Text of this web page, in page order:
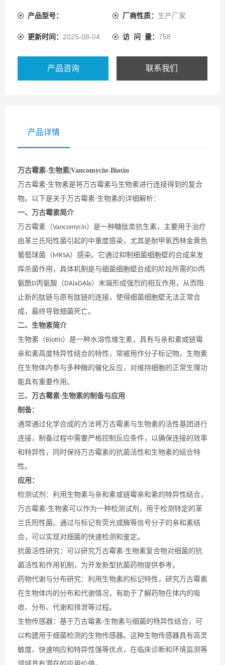
产品型号： 厂商性质： 生产厂家
更新时间： 2025-08-04 访 问 量： 758
产品咨询 联系我们
产品详情
万古霉素-生物素|Vancomycin-Biotin
万古霉素-生物素是将万古霉素与生物素进行连接得到的复合
物。以下是关于万古霉素-生物素的详细解析：
一、万古霉素简介
万古霉素（Vancomycin）是一种糖肽类抗生素，主要用于治疗
由革兰氏阳性菌引起的中重度感染，尤其是耐甲氧西林金黄色
葡萄球菌（MRSA）感染。它通过抑制细菌细胞壁的合成来发
挥杀菌作用，具体机制是与细菌细胞壁合成的阶段所需的D丙
氨酰D丙氨酸（DAlaDAla）末端形成强烈的相互作用，从而阻
止新的肽链与原有肽链的连接，使得细菌细胞壁无法正常合
成，最终导致细菌死亡。
二、生物素简介
生物素（Biotin）是一种水溶性维生素，具有与亲和素或链霉
亲和素高度特异性结合的特性，常被用作分子标记物。生物素
在生物体内参与多种酶的催化反应，对维持细胞的正常生理功
能具有重要作用。
三、万古霉素-生物素的制备与应用
制备：
通常通过化学合成的方法将万古霉素与生物素的活性基团进行
连接，制备过程中需要严格控制反应条件，以确保连接的效率
和特异性，同时保持万古霉素的抗菌活性和生物素的结合特
性。
应用：
检测试剂：利用生物素与亲和素或链霉亲和素的特异性结合，
万古霉素-生物素可以作为一种检测试剂，用于检测特定的革
兰氏阳性菌。通过与标记有荧光或酶等信号分子的亲和素结
合，可以实现对细菌的快速检测和鉴定。
抗菌活性研究：可以研究万古霉素-生物素复合物对细菌的抗
菌活性和作用机制，为开发新型抗菌药物提供参考。
药物代谢与分布研究：利用生物素的标记特性，研究万古霉素
在生物体内的分布和代谢情况，有助于了解药物在体内的吸
收、分布、代谢和排泄等过程。
生物传感器：基于万古霉素-生物素与细菌的特异性结合，可
以构建用于细菌检测的生物传感器。这种生物传感器具有高灵
敏度、快速响应和特异性强等优点，在临床诊断和环境监测等